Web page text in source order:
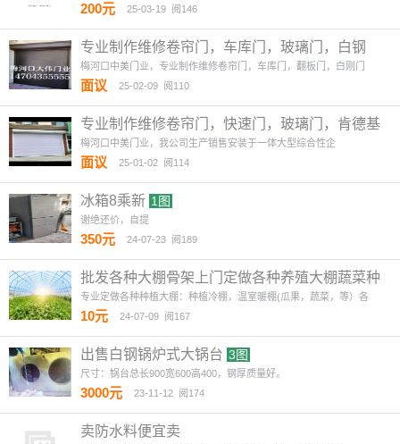
200元 25-03-19 阅146
专业制作维修卷帘门，车库门，玻璃门，白钢
门，肯德基门 1图
梅河口中美门业，专业制作维修卷帘门，车库门，翻板门，白刚门
面议 25-02-09 阅110
专业制作维修卷帘门，快速门，玻璃门，肯德基
门，伸缩门，悬浮门1图
梅河口中美门业，我公司生产销售安装于一体大型综合性企
面议 25-01-02 阅114
冰箱8乘新 1图
谢绝还价，自提
350元 24-07-23 阅189
批发各种大棚骨架上门定做各种养殖大棚蔬菜种
植大棚2图
专业定做各种种植大棚：种植冷棚，温室暖棚(瓜果，蔬菜，等）各
10元 24-07-09 阅167
出售白钢锅炉式大锅台 3图
尺寸：锅台总长900宽600高400，钢厚质量好。
3000元 23-11-12 阅174
卖防水料便宜卖